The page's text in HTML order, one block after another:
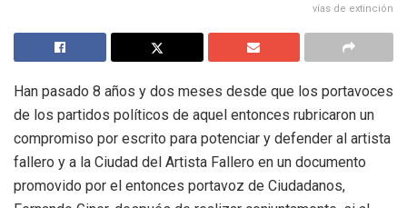
vías de extinción
Han pasado 8 años y dos meses desde que los portavoces
de los partidos políticos de aquel entonces rubricaron un
compromiso por escrito para potenciar y defender al artista
fallero y a la Ciudad del Artista Fallero en un documento
promovido por el entonces portavoz de Ciudadanos,